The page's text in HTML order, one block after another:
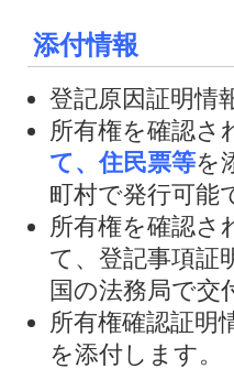
添付情報
登記原因証明情
所有権を確認さ
て、住民票等を
町村で発行可能
所有権を確認さ
て、登記事項証
国の法務局で交
所有権確認証明
を添付します。